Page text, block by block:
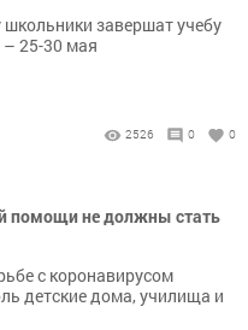
школьники завершат учебу
25-30 мая
2526 0 0
помощи не должны стать
с коронавирусом
детские дома, училища и